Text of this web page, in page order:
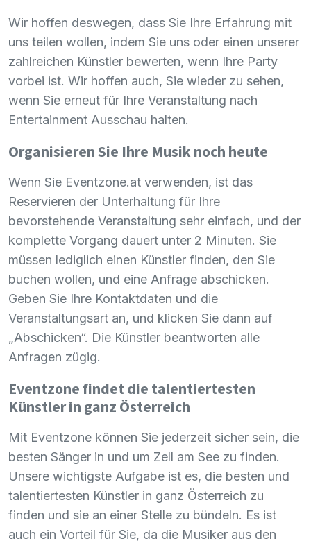
Wir hoffen deswegen, dass Sie Ihre Erfahrung mit
uns teilen wollen, indem Sie uns oder einen unserer
zahlreichen Künstler bewerten, wenn Ihre Party
vorbei ist. Wir hoffen auch, Sie wieder zu sehen,
wenn Sie erneut für Ihre Veranstaltung nach
Entertainment Ausschau halten.
Organisieren Sie Ihre Musik noch heute
Wenn Sie Eventzone.at verwenden, ist das
Reservieren der Unterhaltung für Ihre
bevorstehende Veranstaltung sehr einfach, und der
komplette Vorgang dauert unter 2 Minuten. Sie
müssen lediglich einen Künstler finden, den Sie
buchen wollen, und eine Anfrage abschicken.
Geben Sie Ihre Kontaktdaten und die
Veranstaltungsart an, und klicken Sie dann auf
„Abschicken“. Die Künstler beantworten alle
Anfragen zügig.
Eventzone findet die talentiertesten
Künstler in ganz Österreich
Mit Eventzone können Sie jederzeit sicher sein, die
besten Sänger in und um Zell am See zu finden.
Unsere wichtigste Aufgabe ist es, die besten und
talentiertesten Künstler in ganz Österreich zu
finden und sie an einer Stelle zu bündeln. Es ist
auch ein Vorteil für Sie, da die Musiker aus den